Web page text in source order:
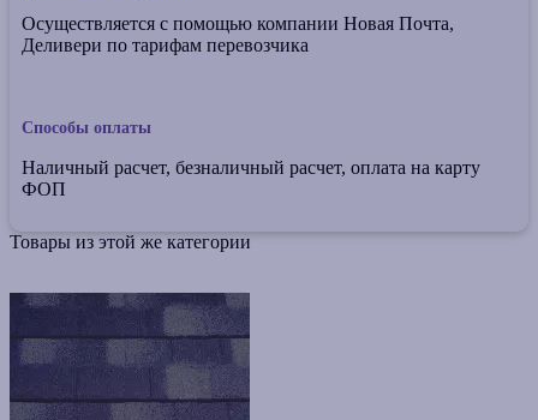
Осуществляется с помощью компании Новая Почта,
Деливери по тарифам перевозчика
Способы оплаты
Наличный расчет, безналичный расчет, оплата на карту
ФОП
Товары из этой же категории